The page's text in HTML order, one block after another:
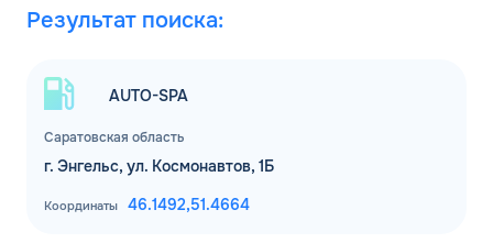
Результат поиска:
Саратовская область
AUTO-SPA
г. Энгельс, ул. Космонавтов, 1Б
Координаты 46.1492,51.4664
Для юр. лиц и ИП
ДО